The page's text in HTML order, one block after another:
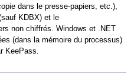
dans le presse-papiers, etc.),
KDBX) et le
non chiffrés. Windows et .NET
(dans la mémoire du processus)
KeePass.